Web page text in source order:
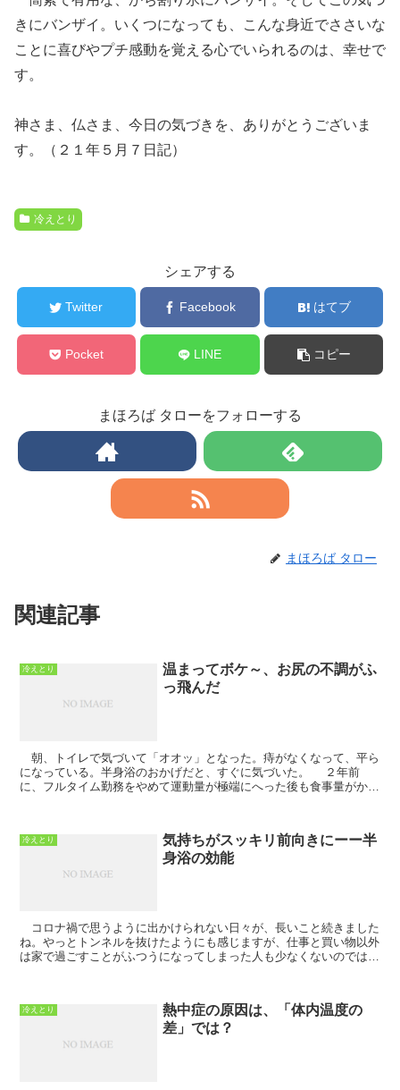
きにバンザイ。いくつになっても、こんな身近でささいな
ことに喜びやプチ感動を覚える心でいられるのは、幸せで
す。
神さま、仏さま、今日の気づきを、ありがとうございま
す。（２１年５月７日記）
冷えとり
シェアする
Twitter Facebook はてブ
Pocket LINE コピー
まほろば タローをフォローする
まほろば タロー
関連記事
冷えとり
温まってボケ～、お尻の不調がふ
っ飛んだ
朝、トイレで気づいて「オオッ」となった。痔がなくなって、平ら
になっている。半身浴のおかげだと、すぐに気づいた。 ２年前
に、フルタイム勤務をやめて運動量が極端にへった後も食事量がかわ
冷えとり
気持ちがスッキリ前向きにーー半
身浴の効能
コロナ禍で思うように出かけられない日々が、長いこと続きました
ね。やっとトンネルを抜けたようにも感じますが、仕事と買い物以外
は家で過ごすことがふつうになってしまった人も少なくないのではな
冷えとり
熱中症の原因は、「体内温度の
差」では？